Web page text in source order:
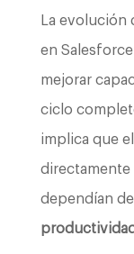
La evolución
en
mejorar
ciclo
implica que
directamente
dependían
productividad